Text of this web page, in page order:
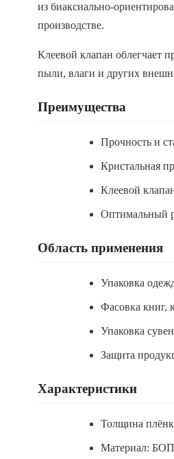
из биаксиально-
производстве.
Клеевой клапан облегчает
пыли, влаги и других
Преимущества
Прочность и
Кристальная
Клеевой
Оптимальный
Область применения
Упаковка
Фасовка книг,
Упаковка
Защита
Характеристики
Толщина
Материал: